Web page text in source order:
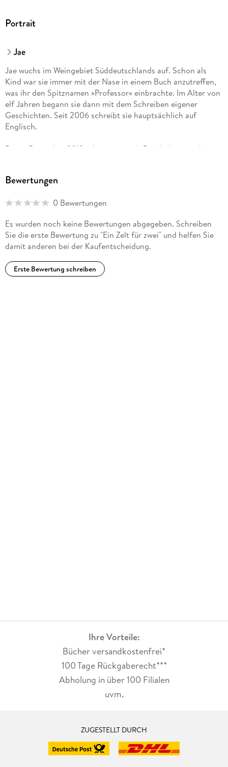
Portrait
Jae
Jae wuchs im Weingebiet Süddeutschlands auf. Schon als
Kind war sie immer mit der Nase in einem Buch anzutreffen,
was ihr den Spitznamen »Professor« einbrachte. Im Alter von
elf Jahren begann sie dann mit dem Schreiben eigener
Geschichten. Seit 2006 schreibt sie hauptsächlich auf
Englisch.
Bis im Dezember 2013 arbeitete sie als Psychologin, gab
vor gerne, frönt ihrem Eiscreme- und Schreibwarenfaible und
Bewertungen
0 Bewertungen
Es wurden noch keine Bewertungen abgegeben. Schreiben
Sie die erste Bewertung zu "Ein Zelt für zwei" und helfen Sie
damit anderen bei der Kaufentscheidung.
Erste Bewertung schreiben
Ihre Vorteile:
Bücher versandkostenfrei*
100 Tage Rückgaberecht***
Abholung in über 100 Filialen
uvm.
ZUGESTELLT DURCH